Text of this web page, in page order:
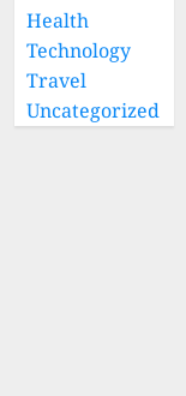
Health
Technology
Travel
Uncategorized